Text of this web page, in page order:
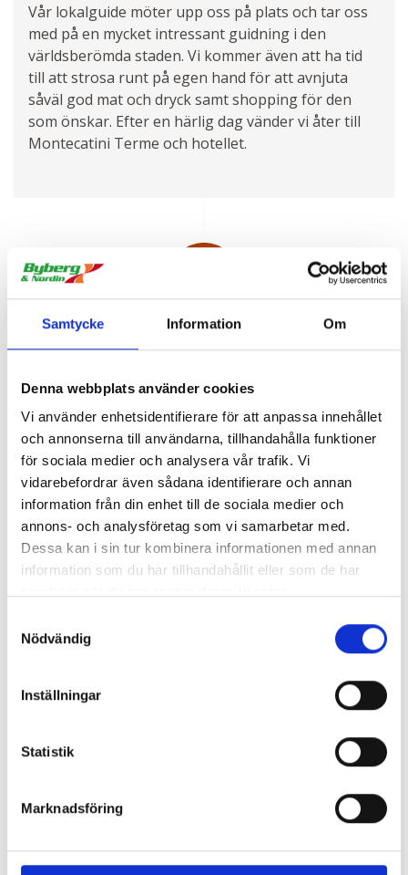
Samtycke Information Om
Denna webbplats använder cookies
Vi använder enhetsidentifierare för att anpassa innehållet
och annonserna till användarna, tillhandahålla funktioner
för sociala medier och analysera vår trafik. Vi
vidarebefordrar även sådana identifierare och annan
information från din enhet till de sociala medier och
annons- och analysföretag som vi samarbetar med.
Dessa kan i sin tur kombinera informationen med annan
information som du har tillhandahållit eller som de har
Nödvändig
Inställningar
Statistik
Marknadsföring
Vår lokalguide möter upp oss på plats och tar oss
med på en mycket intressant guidning i den
världsberömda staden. Vi kommer även att ha tid
till att strosa runt på egen hand för att avnjuta
såväl god mat och dryck samt shopping för den
som önskar. Efter en härlig dag vänder vi åter till
Montecatini Terme och hotellet.
DAG 5
Fri dag
I dag har vi en hel dag till att utforska vår trevliga
stad Montecatini Terme, på egen hand. Här finns
härliga promenadstråk, man kan kika runt i
stadens många mysiga butiker, äta en riktig
italiensk lunch eller läsa en god bok i någon av de
fina trädgårdarna eller parkerna. Kanske vill man
bara ligga och njuta av värmen vid hotellpoolen.
byn Montecatini Alto, med sin hänförande utsikt
över staden. Vi tar bergbanan, Funicolare, upp till
restaurangen. Efter den utsökta middagen tar vi
bergbanan tillbaka.